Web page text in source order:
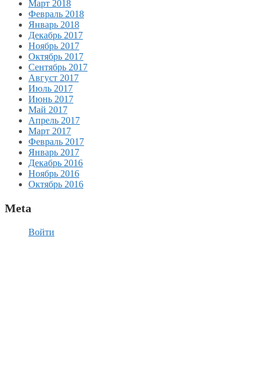
Март 2018
Февраль 2018
Январь 2018
Декабрь 2017
Ноябрь 2017
Октябрь 2017
Сентябрь 2017
Август 2017
Июль 2017
Июнь 2017
Май 2017
Апрель 2017
Март 2017
Февраль 2017
Январь 2017
Декабрь 2016
Ноябрь 2016
Октябрь 2016
Meta
Войти